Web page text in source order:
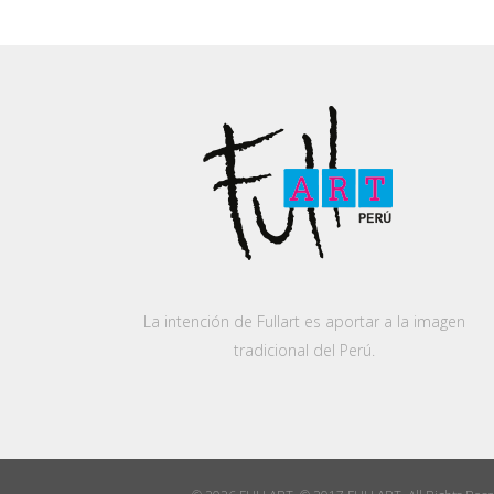
La intención de Fullart es aportar a la imagen
tradicional del Perú.